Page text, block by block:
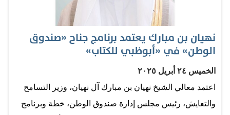
هي نموذج للنهج الإماراتي في تحويل الإنجازات إلى منصات
انطلاق نحو المستقبل. إنها تجسيد لرؤية قيادة حكيمة تؤمن بأن
بناء الإنسان والمكان يجب أن يسير جنبًا إلى جنب.” ونوّه
معاليه إلى أن ما تحقق هنا يُجسّد بوضوح التزام دولة الإمارات
يكن مجرد حدث عالمي ناجح، بل نقطة تحوّل استراتيجية نحو
ترسيخ ما يمكن أن نُسميه “إرث المستقبل” – إرثٌ ينبض
نهيان بن مبارك يعتمد برنامج جناح «صندوق
الوطن» في «أبوظبي للكتاب»
الخميس ٢٤ أبريل ٢٠٢٥
اعتمد معالي الشيخ نهيان بن مبارك آل نهيان، وزير التسامح
والتعايش، رئيس مجلس إدارة صندوق الوطن، خطة وبرنامج